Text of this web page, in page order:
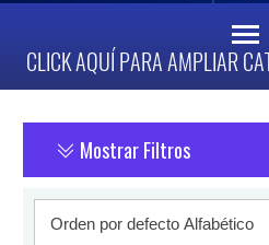
CLICK AQUÍ PARA AMPLIAR
Mostrar Filtros